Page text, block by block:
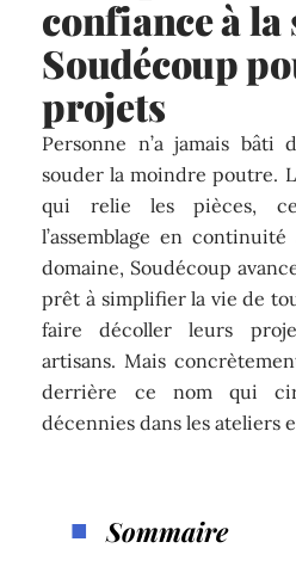
confiance à la
Soudécoup
projets
Personne n’a jamais bâti
souder la moindre poutre.
qui relie les pièces,
l’assemblage en
domaine, Soudécoup
prêt à simplifier la vie de
faire décoller leurs
artisans. Mais
derrière ce nom qui
décennies dans les ateliers
Sommaire